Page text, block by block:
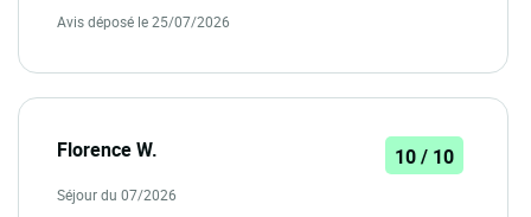
Avis déposé le 25/07/2026
Florence W. 10 / 10
Séjour du 07/2026